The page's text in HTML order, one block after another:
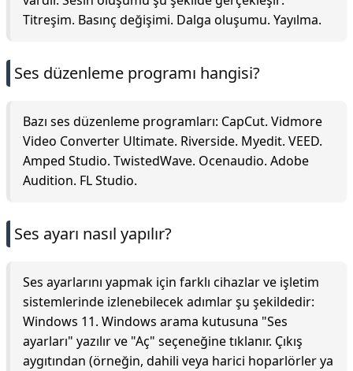
Titreşim. Basınç değişimi. Dalga oluşumu. Yayılma.
Ses düzenleme programı hangisi?
Bazı ses düzenleme programları: CapCut. Vidmore
Video Converter Ultimate. Riverside. Myedit. VEED.
Amped Studio. TwistedWave. Ocenaudio. Adobe
Audition. FL Studio.
Ses ayarı nasıl yapılır?
Ses ayarlarını yapmak için farklı cihazlar ve işletim
sistemlerinde izlenebilecek adımlar şu şekildedir:
Windows 11. Windows arama kutusuna "Ses
ayarları" yazılır ve "Aç" seçeneğine tıklanır. Çıkış
aygıtından (örneğin, dahili veya harici hoparlörler ya